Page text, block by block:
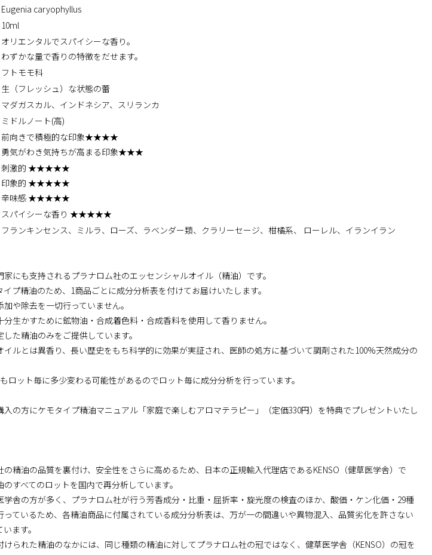
Eugenia caryophyllus
10ml
オリエンタルでスパイシーな香り。
わずかな量で香りの特徴をだせます。
フトモモ科
生（フレッシュ）な状態の蕾
マダガスカル、インドネシア、スリランカ
ミドルノート(高)
前向きで積極的な印象★★★★
勇気がわき気持ちが高まる印象★★★
刺激的 ★★★★★
印象的 ★★★★★
辛味感 ★★★★★
スパイシーな香り ★★★★★
フランキンセンス、ミルラ、ローズ、ラベンダー類、クラリーセージ、柑橘系、 ローレル、イランイラン
にも支持されるプラナロム社のエッセンシャルオイル（精油）です。
プ精油のため、1商品ごとに成分分析表を付けてお届けいたします。
や除去を一切行っていません。
生かすために鉱物油・合成着色料・合成香料を使用して香りません。
た精油のみをご提供しています。
イルとは異香り、長い歴史をもち科学的に効果が実証され、医師の処方に基づいて調剤された100%天然成分の
ロット毎に多少変わる可能性があるのでロット毎に成分分析を行っています。
の方にケモタイプ精油マニュアル「家庭で楽しむアロマテラピー」（定価330円）を特典でプレゼントいたし
精油の品質を裏付け、安全性をさらに高めるため、日本の正規輸入代理店であるKENSO（健草医学舎）で
すべてのロットを国内で再分析しています。
学舎の方が多く、プラナロム社が行う芳香成分・比重・屈折率・旋光度の検査のほか、酸価・ケン化価・29種
ているため、各精油商品に付属されている成分分析表は、万が一の間違いや異物混入、品質劣化を許さない
ます。
られた精油のなかには、同じ種類の精油に対してプラナロム社の冠ではなく、健草医学舎（KENSO）の冠を